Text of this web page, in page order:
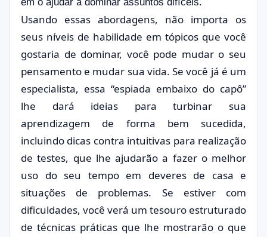
Usando essas abordagens, não importa os
seus níveis de habilidade em tópicos que você
gostaria de dominar, você pode mudar o seu
pensamento e mudar sua vida. Se você já é um
especialista, essa “espiada embaixo do capô”
lhe dará ideias para turbinar sua
aprendizagem de forma bem sucedida,
incluindo dicas contra intuitivas para realização
de testes, que lhe ajudarão a fazer o melhor
uso do seu tempo em deveres de casa e
situações de problemas. Se estiver com
dificuldades, você verá um tesouro estruturado
de técnicas práticas que lhe mostrarão o que